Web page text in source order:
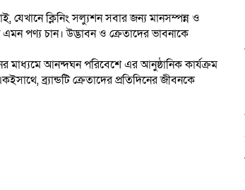
যেখানে ক্লিনিং সল্যুশন সবার জন্য মানসম্পন্ন ও
পণ্য চান। উদ্ভাবন ও ক্রেতাদের ভাবনাকে
মাধ্যমে আনন্দঘন পরিবেশে এর আনুষ্ঠানিক কার্যক্রম
ব্র্যান্ডটি ক্রেতাদের প্রতিদিনের জীবনকে